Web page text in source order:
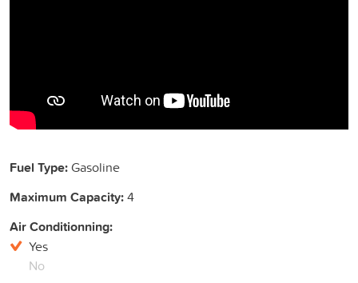
Fuel Type:Gasoline
Maximum Capacity:4
Air Conditionning:
Yes
No